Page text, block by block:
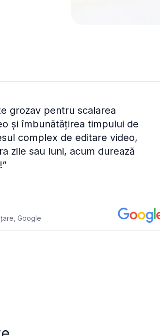
grozav pentru scalarea
și îmbunătățirea timpului de
complex de editare video,
zile sau luni, acum durează
”
Google